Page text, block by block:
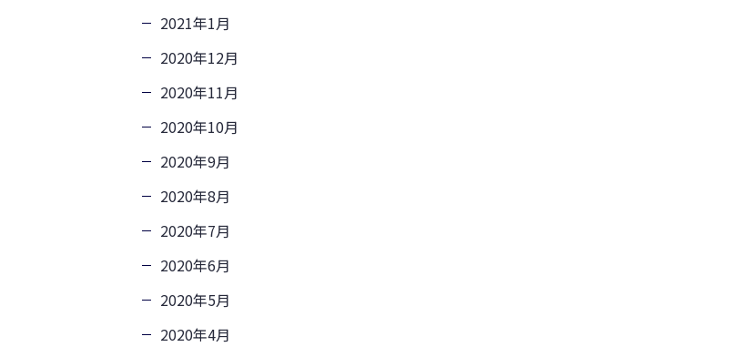
2021年1月
2020年12月
2020年11月
2020年10月
2020年9月
2020年8月
2020年7月
2020年6月
2020年5月
2020年4月